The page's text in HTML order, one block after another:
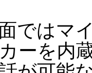
ではマ
ーを内